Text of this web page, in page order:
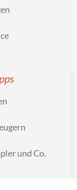
und Co.